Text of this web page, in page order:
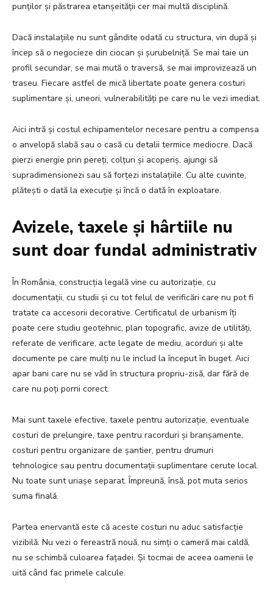
punților și păstrarea etanșeității cer mai multă disciplină.
Dacă instalațiile nu sunt gândite odată cu structura, vin după și
încep să o negocieze din ciocan și șurubelniță. Se mai taie un
profil secundar, se mai mută o traversă, se mai improvizează un
traseu. Fiecare astfel de mică libertate poate genera costuri
suplimentare și, uneori, vulnerabilități pe care nu le vezi imediat.
Aici intră și costul echipamentelor necesare pentru a compensa
o anvelopă slabă sau o casă cu detalii termice mediocre. Dacă
pierzi energie prin pereți, colțuri și acoperiș, ajungi să
supradimensionezi sau să forțezi instalațiile. Cu alte cuvinte,
plătești o dată la execuție și încă o dată în exploatare.
Avizele, taxele și hârtiile nu
sunt doar fundal administrativ
În România, construcția legală vine cu autorizație, cu
documentații, cu studii și cu tot felul de verificări care nu pot fi
tratate ca accesorii decorative. Certificatul de urbanism îți
poate cere studiu geotehnic, plan topografic, avize de utilități,
referate de verificare, acte legate de mediu, acorduri și alte
documente pe care mulți nu le includ la început în buget. Aici
apar bani care nu se văd în structura propriu-zisă, dar fără de
care nu poți porni corect.
Mai sunt taxele efective, taxele pentru autorizație, eventuale
costuri de prelungire, taxe pentru racorduri și branșamente,
costuri pentru organizare de șantier, pentru drumuri
tehnologice sau pentru documentații suplimentare cerute local.
Nu toate sunt uriașe separat. Împreună, însă, pot muta serios
suma finală.
Partea enervantă este că aceste costuri nu aduc satisfacție
vizibilă. Nu vezi o fereastră nouă, nu simți o cameră mai caldă,
nu se schimbă culoarea fațadei. Și tocmai de aceea oamenii le
uită când fac primele calcule.